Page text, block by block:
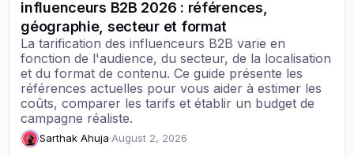
influenceurs B2B 2026 : références,
géographie, secteur et format
La tarification des influenceurs B2B varie en
fonction de l'audience, du secteur, de la localisation
et du format de contenu. Ce guide présente les
références actuelles pour vous aider à estimer les
coûts, comparer les tarifs et établir un budget de
campagne réaliste.
Sarthak Ahuja·August 2, 2026